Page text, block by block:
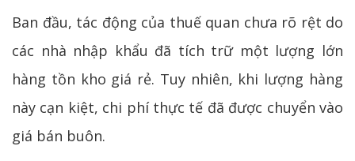
Ban đầu, tác động của thuế quan chưa rõ rệt do
các nhà nhập khẩu đã tích trữ một lượng lớn
hàng tồn kho giá rẻ. Tuy nhiên, khi lượng hàng
này cạn kiệt, chi phí thực tế đã được chuyển vào
giá bán buôn.